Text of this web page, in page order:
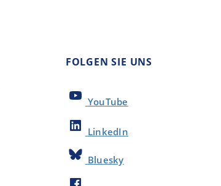
FOLGEN SIE UNS
YouTube
LinkedIn
Bluesky